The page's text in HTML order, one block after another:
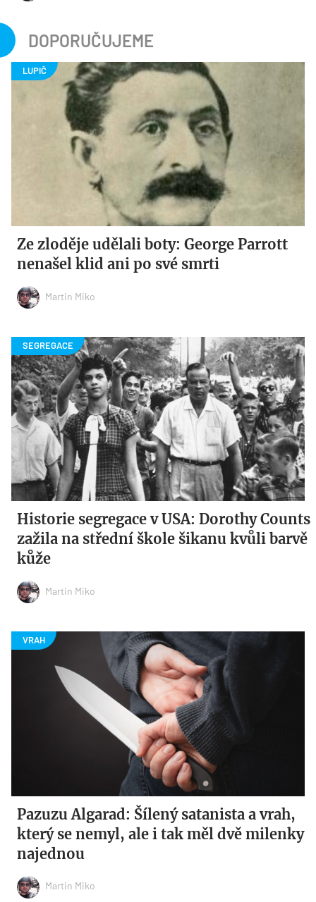
DOPORUČUJEME
Ze zloděje udělali boty: George Parrott
nenašel klid ani po své smrti
Martin Miko
Historie segregace v USA: Dorothy Counts
zažila na střední škole šikanu kvůli barvě
kůže
Martin Miko
Pazuzu Algarad: Šílený satanista a vrah,
který se nemyl, ale i tak měl dvě milenky
najednou
Martin Miko